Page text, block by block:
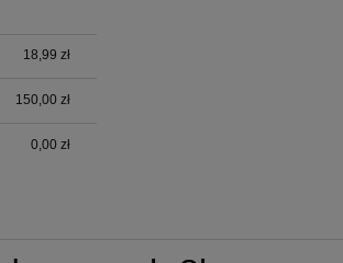
18,99 zł
150,00 zł
0,00 zł